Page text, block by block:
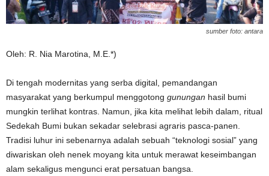
sumber foto: antara
Oleh: R. Nia Marotina, M.E.*)
Di tengah modernitas yang serba digital, pemandangan
masyarakat yang berkumpul menggotong gunungan hasil bumi
mungkin terlihat kontras. Namun, jika kita melihat lebih dalam, ritual
Sedekah Bumi bukan sekadar selebrasi agraris pasca-panen.
Tradisi luhur ini sebenarnya adalah sebuah “teknologi sosial” yang
diwariskan oleh nenek moyang kita untuk merawat keseimbangan
alam sekaligus mengunci erat persatuan bangsa.